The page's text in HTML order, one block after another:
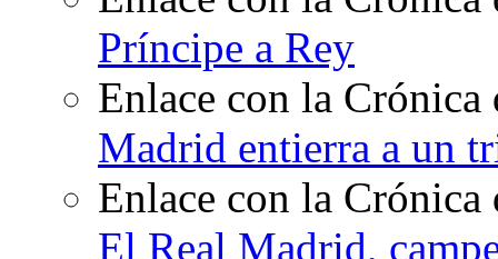
Príncipe a Rey
Enlace con la
Madrid entierra a un
Enlace con la
El Real Madrid,